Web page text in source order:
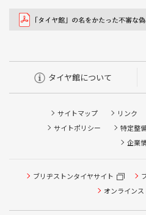
タイヤ館について
サイトマップ リンク
サイトポリシー
特定整
企業
ブリヂストンタイヤサイト
オンラインス
タイヤ点検・安全点検/タイヤ
ピット作業の予約